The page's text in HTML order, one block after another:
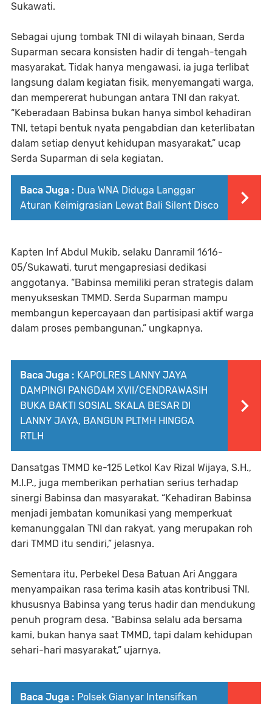
Sukawati.
Sebagai ujung tombak TNI di wilayah binaan, Serda
Suparman secara konsisten hadir di tengah-tengah
masyarakat. Tidak hanya mengawasi, ia juga terlibat
langsung dalam kegiatan fisik, menyemangati warga,
dan mempererat hubungan antara TNI dan rakyat.
“Keberadaan Babinsa bukan hanya simbol kehadiran
TNI, tetapi bentuk nyata pengabdian dan keterlibatan
dalam setiap denyut kehidupan masyarakat,” ucap
Serda Suparman di sela kegiatan.
Baca Juga : Dua WNA Diduga Langgar
Aturan Keimigrasian Lewat Bali Silent Disco
Kapten Inf Abdul Mukib, selaku Danramil 1616-
05/Sukawati, turut mengapresiasi dedikasi
anggotanya. “Babinsa memiliki peran strategis dalam
menyukseskan TMMD. Serda Suparman mampu
membangun kepercayaan dan partisipasi aktif warga
dalam proses pembangunan,” ungkapnya.
Baca Juga : KAPOLRES LANNY JAYA
DAMPINGI PANGDAM XVII/CENDRAWASIH
BUKA BAKTI SOSIAL SKALA BESAR DI
LANNY JAYA, BANGUN PLTMH HINGGA
RTLH
Dansatgas TMMD ke-125 Letkol Kav Rizal Wijaya, S.H.,
M.I.P., juga memberikan perhatian serius terhadap
sinergi Babinsa dan masyarakat. “Kehadiran Babinsa
menjadi jembatan komunikasi yang memperkuat
kemanunggalan TNI dan rakyat, yang merupakan roh
dari TMMD itu sendiri,” jelasnya.
Sementara itu, Perbekel Desa Batuan Ari Anggara
menyampaikan rasa terima kasih atas kontribusi TNI,
khususnya Babinsa yang terus hadir dan mendukung
penuh program desa. “Babinsa selalu ada bersama
kami, bukan hanya saat TMMD, tapi dalam kehidupan
sehari-hari masyarakat,” ujarnya.
Baca Juga : Polsek Gianyar Intensifkan